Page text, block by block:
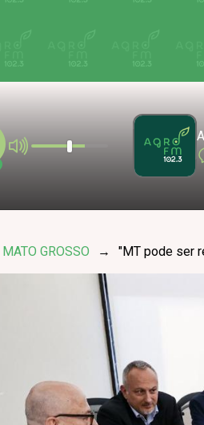
MATO GROSSO → "MT pode ser